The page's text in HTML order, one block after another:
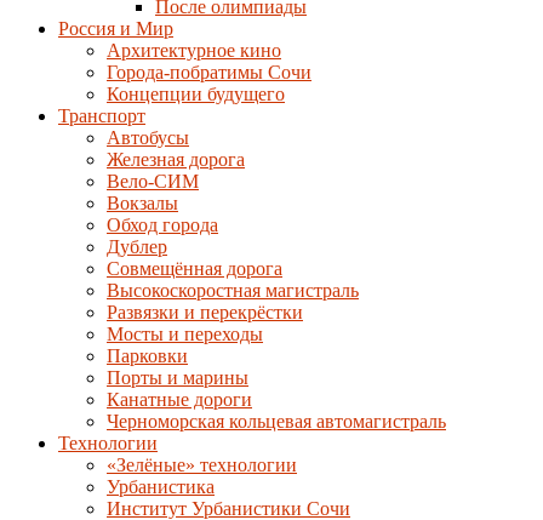
После олимпиады
Россия и Мир
Архитектурное кино
Города-побратимы Сочи
Концепции будущего
Транспорт
Автобусы
Железная дорога
Вело-СИМ
Вокзалы
Обход города
Дублер
Совмещённая дорога
Высокоскоростная магистраль
Развязки и перекрёстки
Мосты и переходы
Парковки
Порты и марины
Канатные дороги
Черноморская кольцевая автомагистраль
Технологии
«Зелёные» технологии
Урбанистика
Институт Урбанистики Сочи